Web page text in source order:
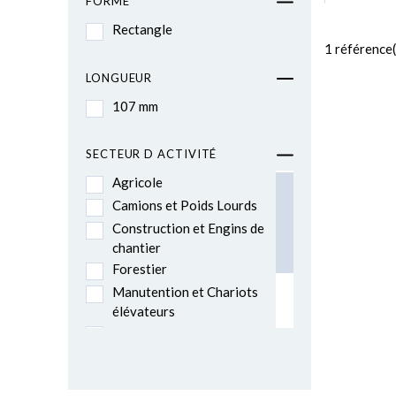
Rectangle
LONGUEUR
107 mm
SECTEUR D ACTIVITÉ
Agricole
Camions et Poids Lourds
Construction et Engins de
chantier
Forestier
Manutention et Chariots
élévateurs
1